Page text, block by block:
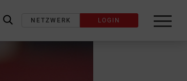
label_search
NETZWERK LOGIN